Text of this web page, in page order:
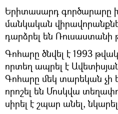
Երիտասարդ գործարարը
մանկական
դարձրել են Ռուսաստանի
Գոհարը ծնվել է 1993
որտեղ ապրել է
Գոհարը մեկ տարեկան չի
որոշել են Մոսկվա
սիրել է շպար անել,